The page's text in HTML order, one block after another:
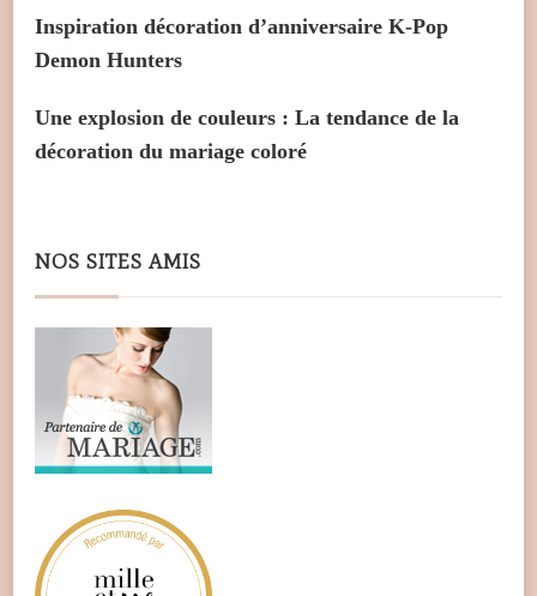
Inspiration décoration d’anniversaire K-Pop
Demon Hunters
Une explosion de couleurs : La tendance de la
décoration du mariage coloré
NOS SITES AMIS